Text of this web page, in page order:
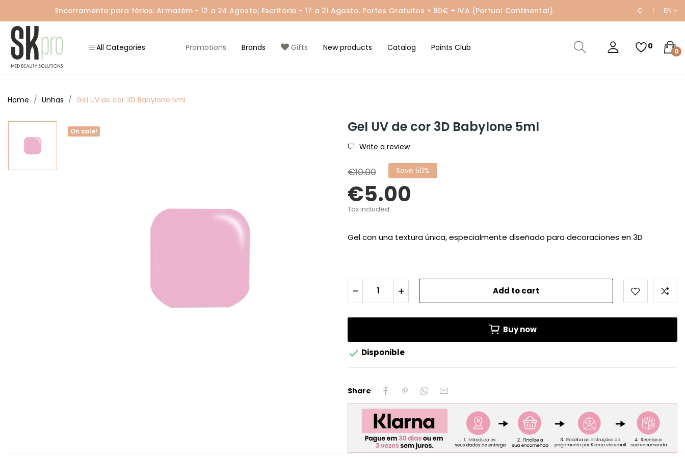
Encerramento para férias: Armazém - 12 a 24 Agosto; Escritório - 17 a 21 Agosto. Portes Gratuitos > 80€ + IVA (Portual Continental). € EN
All Categories Promotions Brands Gifts New products Catalog Points Club 0
0
Home Unhas Gel UV de cor 3D Babylone 5ml
On sale! Gel UV de cor 3D Babylone 5ml
Write a review
€10.00 Save 50%
€5.00
Tax included
Gel con una textura única, especialmente diseñado para decoraciones en 3D
Add to cart
Buy now
 Disponible
Share